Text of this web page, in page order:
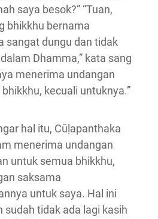
saya besok?” “Tuan,
bhikkhu bernama
sangat dungu dan tidak
Dhamma,” kata sang
menerima undangan
kecuali untuknya.”
hal itu, Cūḷapanthaka
menerima undangan
untuk semua bhikkhu,
saksama
untuk saya. Hal ini
sudah tidak ada lagi kasih